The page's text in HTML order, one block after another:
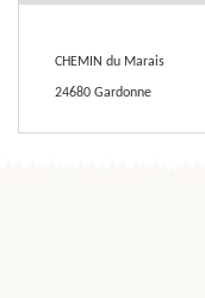
CHEMIN du Marais
24680 Gardonne